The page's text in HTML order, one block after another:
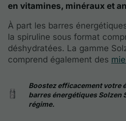
en vitamines, minéraux et
À part les barres
la spiruline sous format
déshydratées. La gamme
comprend également des
Boostez efficacement votre
barres énergétiques Solzen
régime.